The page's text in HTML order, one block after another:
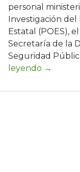
personal
Investigación del
Estatal (POES),
Secretaría de la
Seguridad